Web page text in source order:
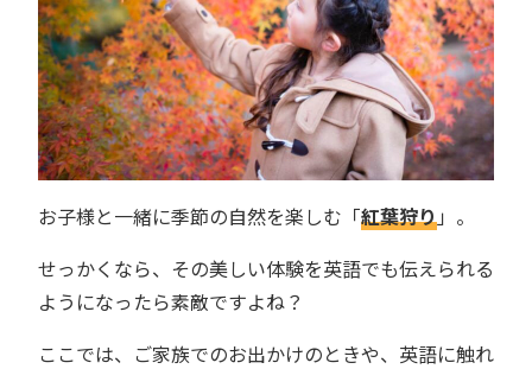
お子様と一緒に季節の自然を楽しむ「紅葉狩り」。
せっかくなら、その美しい体験を英語でも伝えられる
ようになったら素敵ですよね？
ここでは、ご家族でのお出かけのときや、英語に触れ